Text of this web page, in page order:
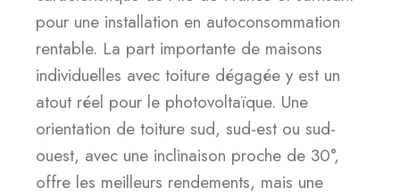
pour une installation en autoconsommation
rentable. La part importante de maisons
individuelles avec toiture dégagée y est un
atout réel pour le photovoltaïque. Une
orientation de toiture sud, sud-est ou sud-
ouest, avec une inclinaison proche de 30°,
offre les meilleurs rendements, mais une